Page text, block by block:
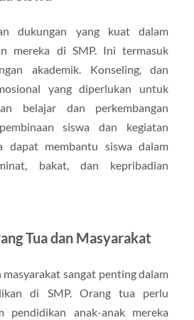
dukungan yang kuat dalam
mereka di SMP. Ini termasuk
akademik. Konseling, dan
yang diperlukan untuk
belajar dan perkembangan
siswa dan kegiatan
dapat membantu siswa dalam
bakat, dan kepribadian
Tua dan Masyarakat
sangat penting dalam
di SMP. Orang tua perlu
anak-anak mereka